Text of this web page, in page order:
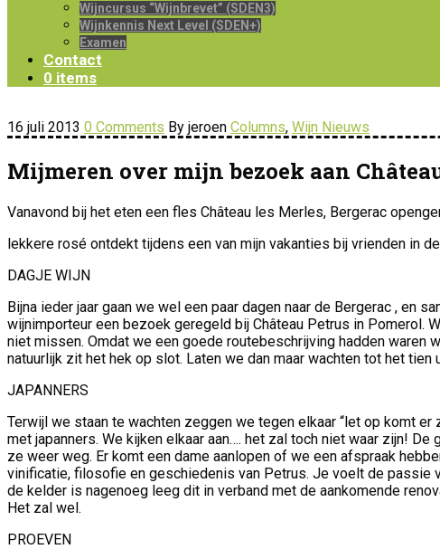
Wijncursus “Wijnbrevet” (SDEN3)
Wijnkennis Next Level (SDEN+)
Examen
Contact
0 items
16 juli 2013 0 Comments By jeroen Columns, Wijn Nieuws
Mijmeren over mijn bezoek aan
Vanavond bij het eten een fles Château les Merles, Bergerac
lekkere rosé ontdekt tijdens een van mijn vakanties bij vrienden in
DAGJE WIJN
Bijna ieder jaar gaan we wel een paar dagen naar de Bergerac , en
wijnimporteur een bezoek geregeld bij Château Petrus in Pomerol.
niet missen. Omdat we een goede routebeschrijving hadden waren
natuurlijk zit het hek op slot. Laten we dan maar wachten tot het tien
JAPANNERS
Terwijl we staan te wachten zeggen we tegen elkaar “let op komt
met japanners. We kijken elkaar aan…. het zal toch niet waar zijn!
ze weer weg. Er komt een dame aanlopen of we een afspraak
vinificatie, filosofie en geschiedenis van Petrus. Je voelt de passie
de kelder is nagenoeg leeg dit in verband met de aankomende
Het zal wel.
PROEVEN